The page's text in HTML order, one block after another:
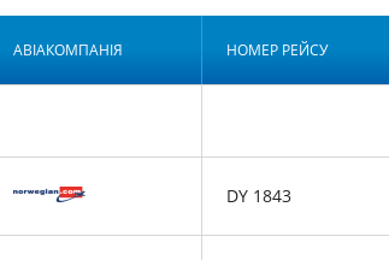
АВІАКОМПАНІЯ НОМЕР РЕЙСУ
DY 1843